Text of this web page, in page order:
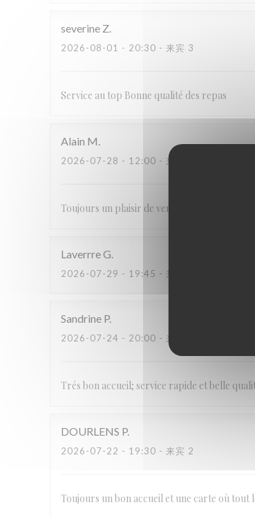
severine Z
2026-08-01 - 20:30 - 来宾 3
Service au top Bonne qualité des repas
Alain M
2026-07-28 - 12:00 - 来宾 2
Toujours un plaisir de venir déjeuner au
LaverrreG
2026-07-29 - 19:45 - 来宾 5
Sandrine P
2026-07-24 - 20:00 - 来宾 2
Trés bon accueil; service rapide et belle
DOURLENS P
2026-07-22 - 19:30 - 来宾 2
Toujours un bon accueil et une carte où tout